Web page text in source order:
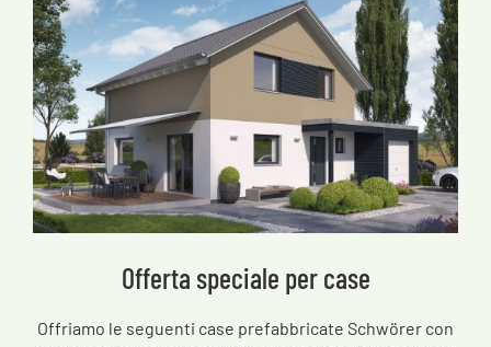
Offerta speciale per case
Offriamo le seguenti case prefabbricate Schwörer con